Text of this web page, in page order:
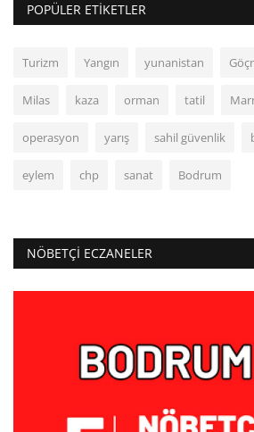
POPÜLER ETIKETLER
Turizm Yangın yunanistan
Milas kaza orman tatil
operasyon yarış sahil güvenlik
eylem chp sanat Bodrum
NÖBETÇI ECZANELER